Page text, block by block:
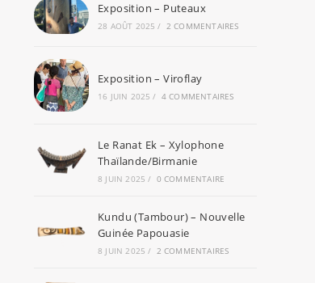
Exposition – Puteaux
28 AOÛT 2025 / 2 COMMENTAIRES
Exposition – Viroflay
16 JUIN 2025 / 4 COMMENTAIRES
Le Ranat Ek – Xylophone
Thaïlande/Birmanie
8 JUIN 2025 / 0 COMMENTAIRE
Kundu (Tambour) – Nouvelle
Guinée Papouasie
8 JUIN 2025 / 2 COMMENTAIRES